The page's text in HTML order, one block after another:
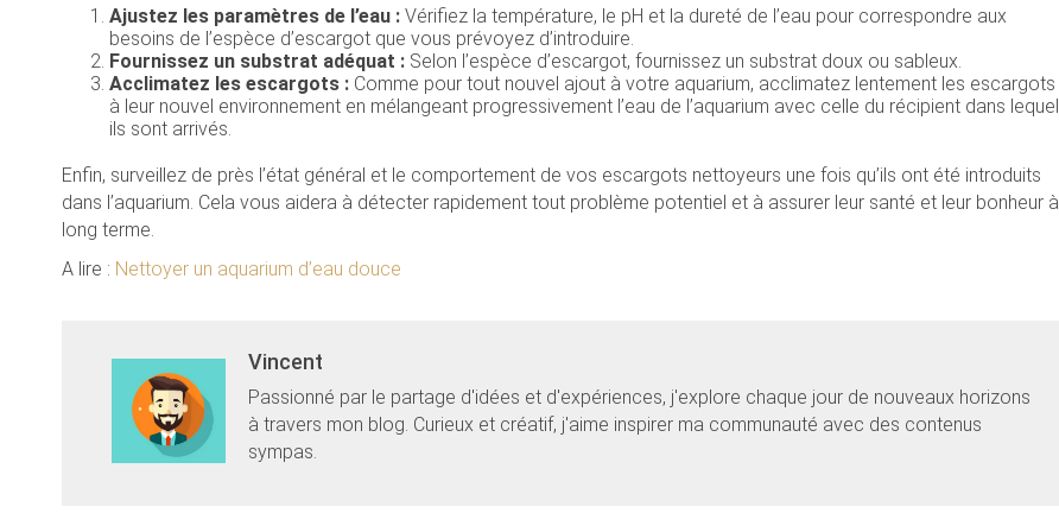
Ajustez les paramètres de l’eau : Vérifiez la température, le pH et la dureté de l’eau pour correspondre aux
besoins de l’espèce d’escargot que vous prévoyez d’introduire.
Fournissez un substrat adéquat : Selon l’espèce d’escargot, fournissez un substrat doux ou sableux.
Acclimatez les escargots : Comme pour tout nouvel ajout à votre aquarium, acclimatez lentement les escargots
à leur nouvel environnement en mélangeant progressivement l’eau de l’aquarium avec celle du récipient dans lequel
ils sont arrivés.
Enfin, surveillez de près l’état général et le comportement de vos escargots nettoyeurs une fois qu’ils ont été introduits
dans l’aquarium. Cela vous aidera à détecter rapidement tout problème potentiel et à assurer leur santé et leur bonheur à
long terme.
A lire : Nettoyer un aquarium d’eau douce
Vincent
Passionné par le partage d'idées et d'expériences, j'explore chaque jour de nouveaux horizons
à travers mon blog. Curieux et créatif, j'aime inspirer ma communauté avec des contenus
sympas.